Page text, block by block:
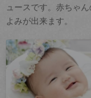
ュースです。赤ちゃ
よみが出来ます。